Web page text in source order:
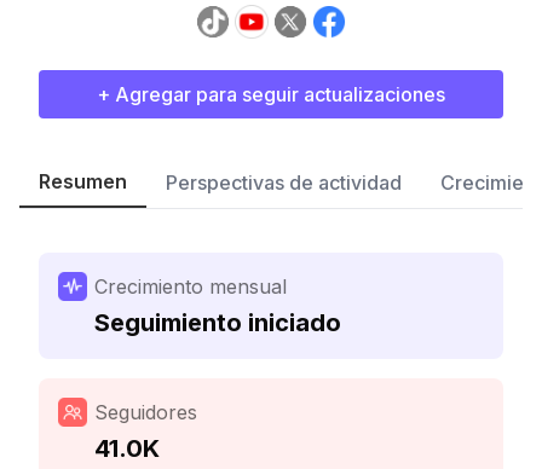
+ Agregar para seguir actualizaciones
Resumen Perspectivas de actividad
Crecimiento mensual
Seguimiento iniciado
Seguidores
41.0K